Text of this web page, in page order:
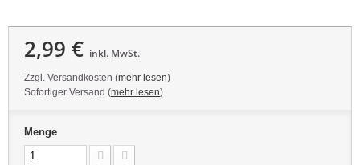
2,99 € inkl. MwSt.
Zzgl. Versandkosten (mehr lesen)
Sofortiger Versand (mehr lesen)
Menge